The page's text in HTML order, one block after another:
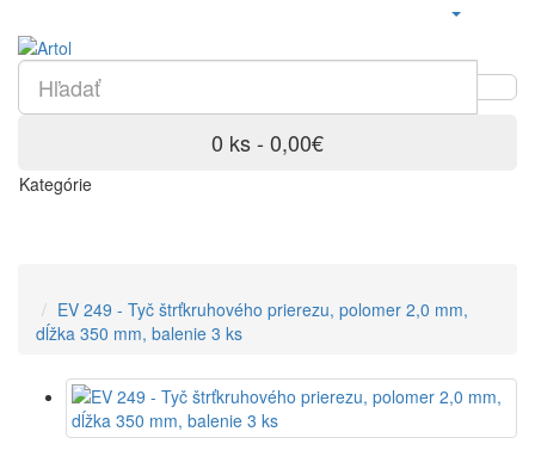
0 ks - 0,00€
Kategórie
EV 249 - Tyč štrťkruhového prierezu, polomer 2,0 mm,
dĺžka 350 mm, balenie 3 ks